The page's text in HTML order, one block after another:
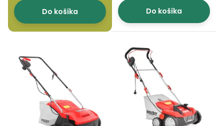
Do košíka Do košíka